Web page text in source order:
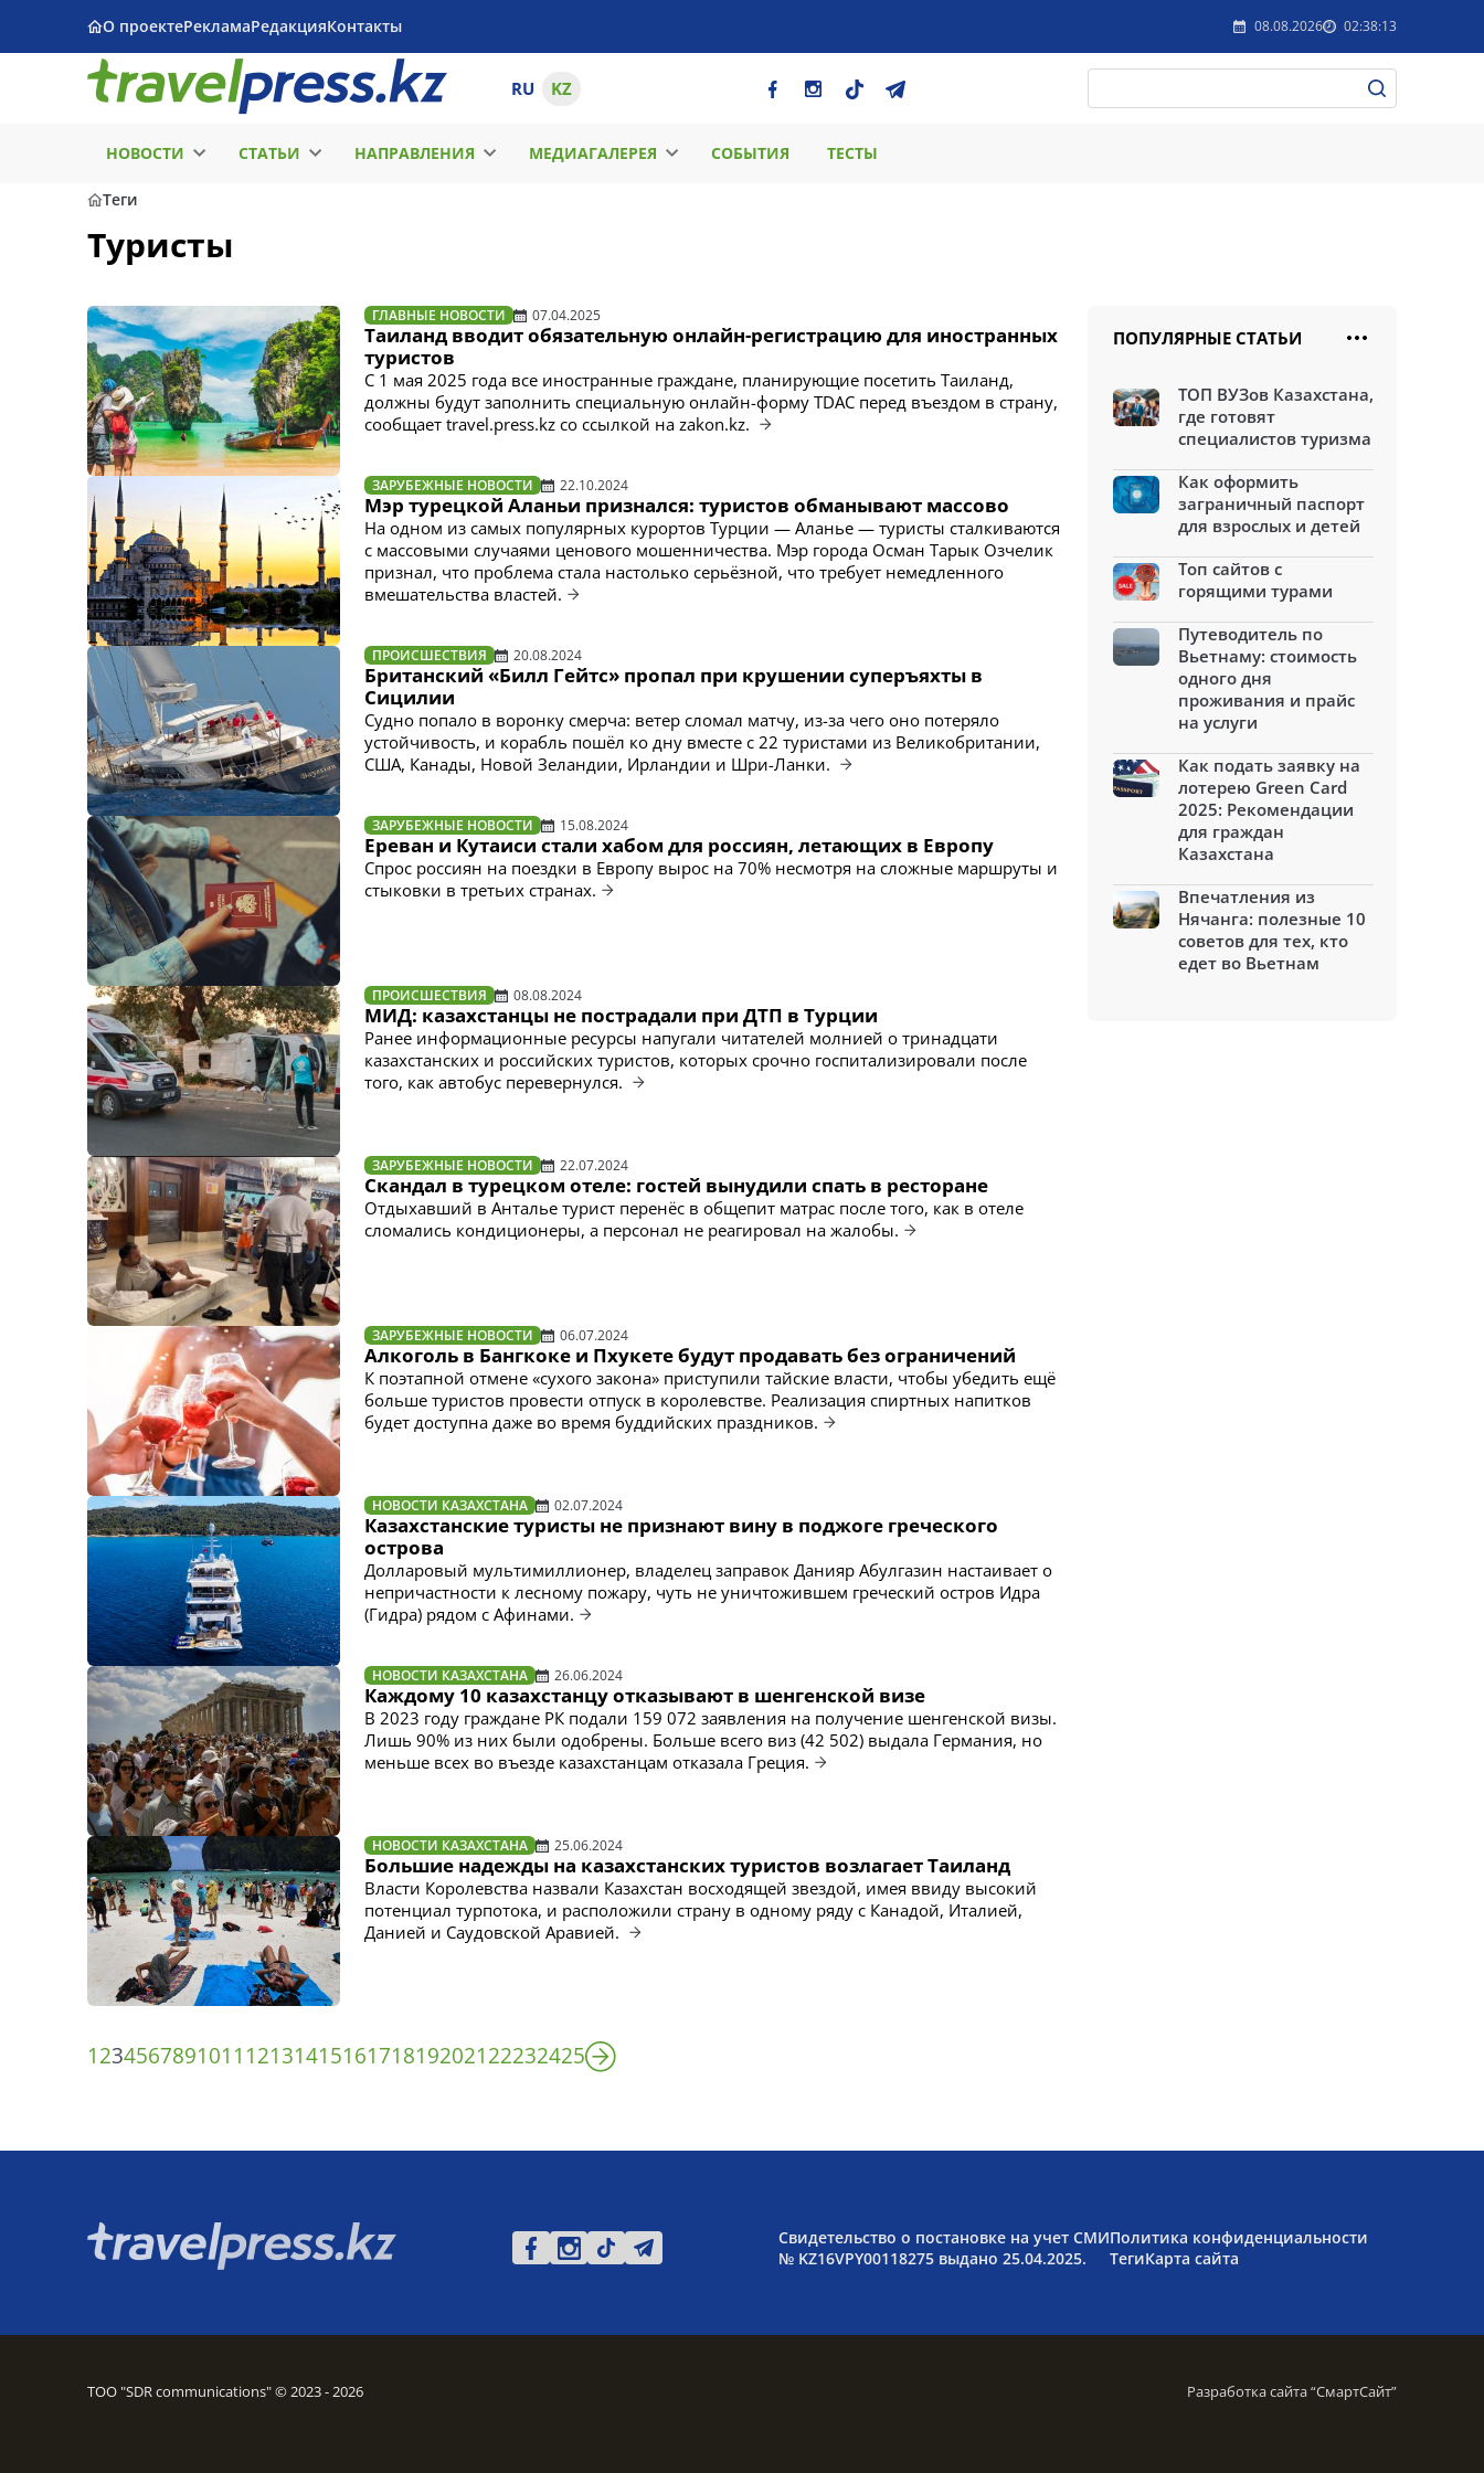
О проектеРекламаРедакцияКонтакты 08.08.2026 02:38:13
RU KZ
НОВОСТИ СТАТЬИ НАПРАВЛЕНИЯ МЕДИАГАЛЕРЕЯ СОБЫТИЯ ТЕСТЫ
Теги
Туристы
ГЛАВНЫЕ НОВОСТИ 07.04.2025
Таиланд вводит обязательную онлайн-регистрацию для иностранных
туристов
С 1 мая 2025 года все иностранные граждане, планирующие посетить Таиланд,
должны будут заполнить специальную онлайн-форму TDAC перед въездом в страну,
сообщает travel.press.kz со ссылкой на zakon.kz.
ЗАРУБЕЖНЫЕ НОВОСТИ 22.10.2024
Мэр турецкой Аланьи признался: туристов обманывают массово
На одном из самых популярных курортов Турции — Аланье — туристы сталкиваются
с массовыми случаями ценового мошенничества. Мэр города Осман Тарык Озчелик
признал, что проблема стала настолько серьёзной, что требует немедленного
вмешательства властей.
ПРОИСШЕСТВИЯ 20.08.2024
Британский «Билл Гейтс» пропал при крушении суперъяхты в
Сицилии
Судно попало в воронку смерча: ветер сломал матчу, из-за чего оно потеряло
устойчивость, и корабль пошёл ко дну вместе с 22 туристами из Великобритании,
США, Канады, Новой Зеландии, Ирландии и Шри-Ланки.
ЗАРУБЕЖНЫЕ НОВОСТИ 15.08.2024
Ереван и Кутаиси стали хабом для россиян, летающих в Европу
Спрос россиян на поездки в Европу вырос на 70% несмотря на сложные маршруты и
стыковки в третьих странах.
ПРОИСШЕСТВИЯ 08.08.2024
МИД: казахстанцы не пострадали при ДТП в Турции
Ранее информационные ресурсы напугали читателей молнией о тринадцати
казахстанских и российских туристов, которых срочно госпитализировали после
того, как автобус перевернулся.
ЗАРУБЕЖНЫЕ НОВОСТИ 22.07.2024
Скандал в турецком отеле: гостей вынудили спать в ресторане
Отдыхавший в Анталье турист перенёс в общепит матрас после того, как в отеле
сломались кондиционеры, а персонал не реагировал на жалобы.
ЗАРУБЕЖНЫЕ НОВОСТИ 06.07.2024
Алкоголь в Бангкоке и Пхукете будут продавать без ограничений
К поэтапной отмене «сухого закона» приступили тайские власти, чтобы убедить ещё
больше туристов провести отпуск в королевстве. Реализация спиртных напитков
будет доступна даже во время буддийских праздников.
НОВОСТИ КАЗАХСТАНА 02.07.2024
Казахстанские туристы не признают вину в поджоге греческого
острова
Долларовый мультимиллионер, владелец заправок Данияр Абулгазин настаивает о
непричастности к лесному пожару, чуть не уничтожившем греческий остров Идра
(Гидра) рядом с Афинами.
НОВОСТИ КАЗАХСТАНА 26.06.2024
Каждому 10 казахстанцу отказывают в шенгенской визе
В 2023 году граждане РК подали 159 072 заявления на получение шенгенской визы.
Лишь 90% из них были одобрены. Больше всего виз (42 502) выдала Германия, но
меньше всех во въезде казахстанцам отказала Греция.
НОВОСТИ КАЗАХСТАНА 25.06.2024
Большие надежды на казахстанских туристов возлагает Таиланд
Власти Королевства назвали Казахстан восходящей звездой, имея ввиду высокий
потенциал турпотока, и расположили страну в одному ряду с Канадой, Италией,
Данией и Саудовской Аравией.
1234567891011 1213141516171819202122232425
ПОПУЛЯРНЫЕ СТАТЬИ
ТОП ВУЗов Казахстана,
где готовят
специалистов туризма
Как оформить
заграничный паспорт
для взрослых и детей
Топ сайтов с
горящими турами
Путеводитель по
Вьетнаму: стоимость
одного дня
проживания и прайс
на услуги
Как подать заявку на
лотерею Green Card
2025: Рекомендации
для граждан
Казахстана
Впечатления из
Нячанга: полезные 10
советов для тех, кто
едет во Вьетнам
Свидетельство о постановке на учет СМИ
№ KZ16VPY00118275 выдано 25.04.2025.
Политика конфиденциальности
ТегиКарта сайта
ТОО "SDR communications" © 2023 - 2026 Разработка сайта “СмартСайт”